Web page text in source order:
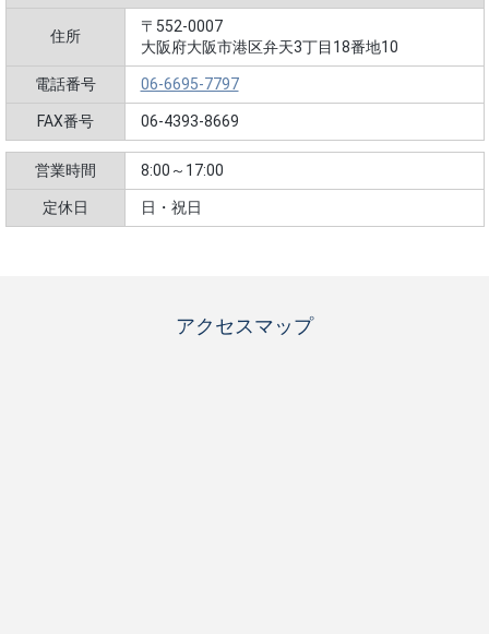
住所
〒552-0007
大阪府大阪市港区弁天3丁目18番地10
電話番号 06-6695-7797
FAX番号 06-4393-8669
営業時間 8:00～17:00
定休日 日・祝日
アクセスマップ